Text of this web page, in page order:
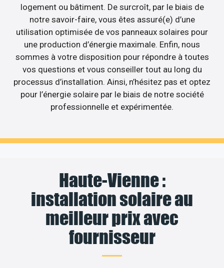
logement ou bâtiment. De surcroît, par le biais de
notre savoir-faire, vous êtes assuré(e) d’une
utilisation optimisée de vos panneaux solaires pour
une production d’énergie maximale. Enfin, nous
sommes à votre disposition pour répondre à toutes
vos questions et vous conseiller tout au long du
processus d’installation. Ainsi, n’hésitez pas et optez
pour l’énergie solaire par le biais de notre société
professionnelle et expérimentée.
Haute-Vienne :
installation solaire au
meilleur prix avec
fournisseur